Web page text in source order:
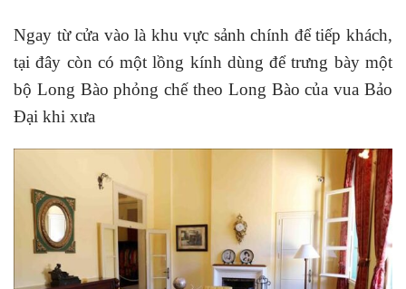
Ngay từ cửa vào là khu vực sảnh chính để tiếp khách,
tại đây còn có một lồng kính dùng để trưng bày một
bộ Long Bào phỏng chế theo Long Bào của vua Bảo
Đại khi xưa